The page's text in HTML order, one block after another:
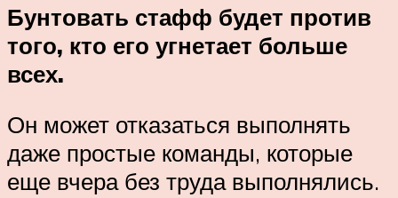
Бунтовать стафф будет против
того, кто его угнетает больше
всех.
Он может отказаться выполнять
даже простые команды, которые
еще вчера без труда выполнялись.